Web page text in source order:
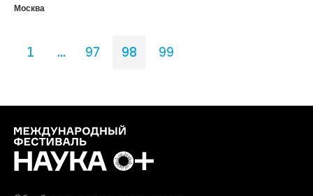
Москва
1 ... 97 98 99